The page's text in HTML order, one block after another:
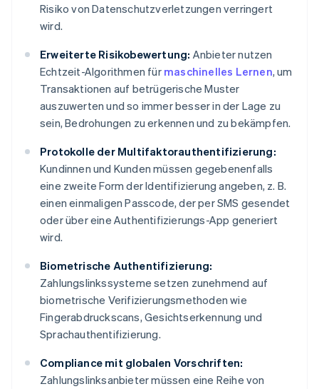
Risiko von Datenschutzverletzungen verringert
wird.
Erweiterte Risikobewertung: Anbieter nutzen
Echtzeit-Algorithmen für maschinelles Lernen, um
Transaktionen auf betrügerische Muster
auszuwerten und so immer besser in der Lage zu
sein, Bedrohungen zu erkennen und zu bekämpfen.
Protokolle der Multifaktorauthentifizierung:
Kundinnen und Kunden müssen gegebenenfalls
eine zweite Form der Identifizierung angeben, z. B.
einen einmaligen Passcode, der per SMS gesendet
oder über eine Authentifizierungs-App generiert
wird.
Biometrische Authentifizierung:
Zahlungslinkssysteme setzen zunehmend auf
biometrische Verifizierungsmethoden wie
Fingerabdruckscans, Gesichtserkennung und
Sprachauthentifizierung.
Compliance mit globalen Vorschriften:
Zahlungslinksanbieter müssen eine Reihe von